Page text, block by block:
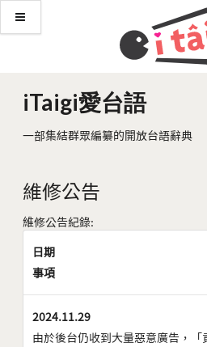
iTaigi愛台語
一部集結群眾編纂的開放台語辭典
維修公告
維修公告紀錄:
日期
事項
2024.11.29
由於後台仍收到大量惡意廣告，「